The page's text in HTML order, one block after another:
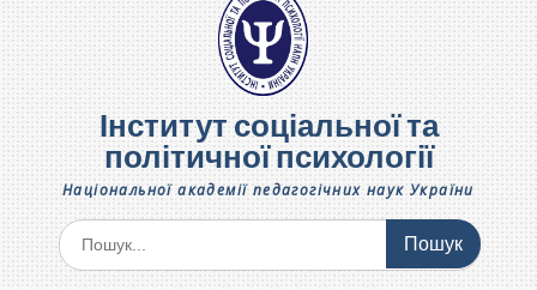
Інститут соціальної та
політичної психології
Національної академії педагогічних наук України
Шукати: